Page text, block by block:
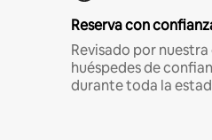
Reserva con
Revisado por
huéspedes de
durante toda la